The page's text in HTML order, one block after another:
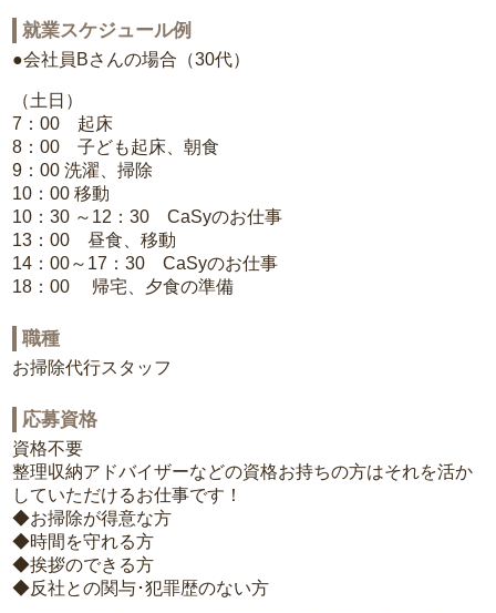
就業スケジュール例
●会社員Bさんの場合（30代）
（土日）
7：00 起床
8：00 子ども起床、朝食
9：00 洗濯、掃除
10：00 移動
10：30 ～12：30 CaSyのお仕事
13：00 昼食、移動
14：00～17：30 CaSyのお仕事
18：00 帰宅、夕食の準備
職種
お掃除代行スタッフ
応募資格
資格不要
整理収納アドバイザーなどの資格お持ちの方はそれを活か
していただけるお仕事です！
◆お掃除が得意な方
◆時間を守れる方
◆挨拶のできる方
◆反社との関与･犯罪歴のない方